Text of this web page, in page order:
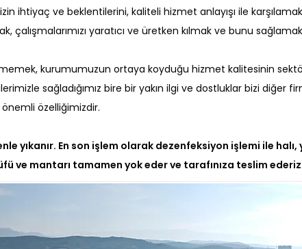
ihtiyaç ve beklentilerini, kaliteli hizmet anlayışı ile
çalışmalarımızı yaratıcı ve üretken kılmak ve bunu
kurumumuzun ortaya koyduğu hizmet kalitesinin
sağladığımız bire bir yakın ilgi ve dostluklar bizi diğer
önemli özelliğimizdir.
yıkanır. En son işlem olarak dezenfeksiyon işlemi ile halı,
ve mantarı tamamen yok eder ve tarafınıza teslim